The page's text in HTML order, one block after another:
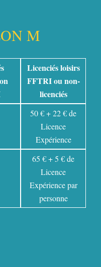
M​
Licenciés loisirs
FFTRI ou non-
licenciés
50 € + 22 € de
Licence
Expérience
65 € + 5 € de
Licence
Expérience par
personne